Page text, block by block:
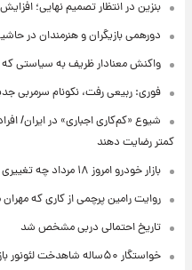
بنزین در انتظار تصمیم نهایی؛
دورهمی بازیگران و هنرمندان در
واکنش معنادار ظریف به سیاستی که
فوری: ربیعی رفت، نکونام سرمربی
شیوع «کم‌کاری اجباری» در ایران/
کمتر رضایت دهند
بازار خودرو امروز ۱۸ مرداد چه تغییری کرد؟ +جدول
روایت رامین پرچمی از کاری که
تاریخ احتمالی دربی مشخص شد
خواستگار ۵۰ساله شاهدخت لئونور بازداشت شد